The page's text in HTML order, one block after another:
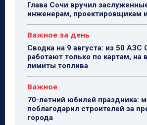
Глава Сочи вручил
инженерам, проектировщикам
Важное за день
Сводка на 9 августа: из 50 АЗС
работают только по картам, на
лимиты топлива
Важное
70-летний юбилей праздника:
поблагодарил строителей за
города